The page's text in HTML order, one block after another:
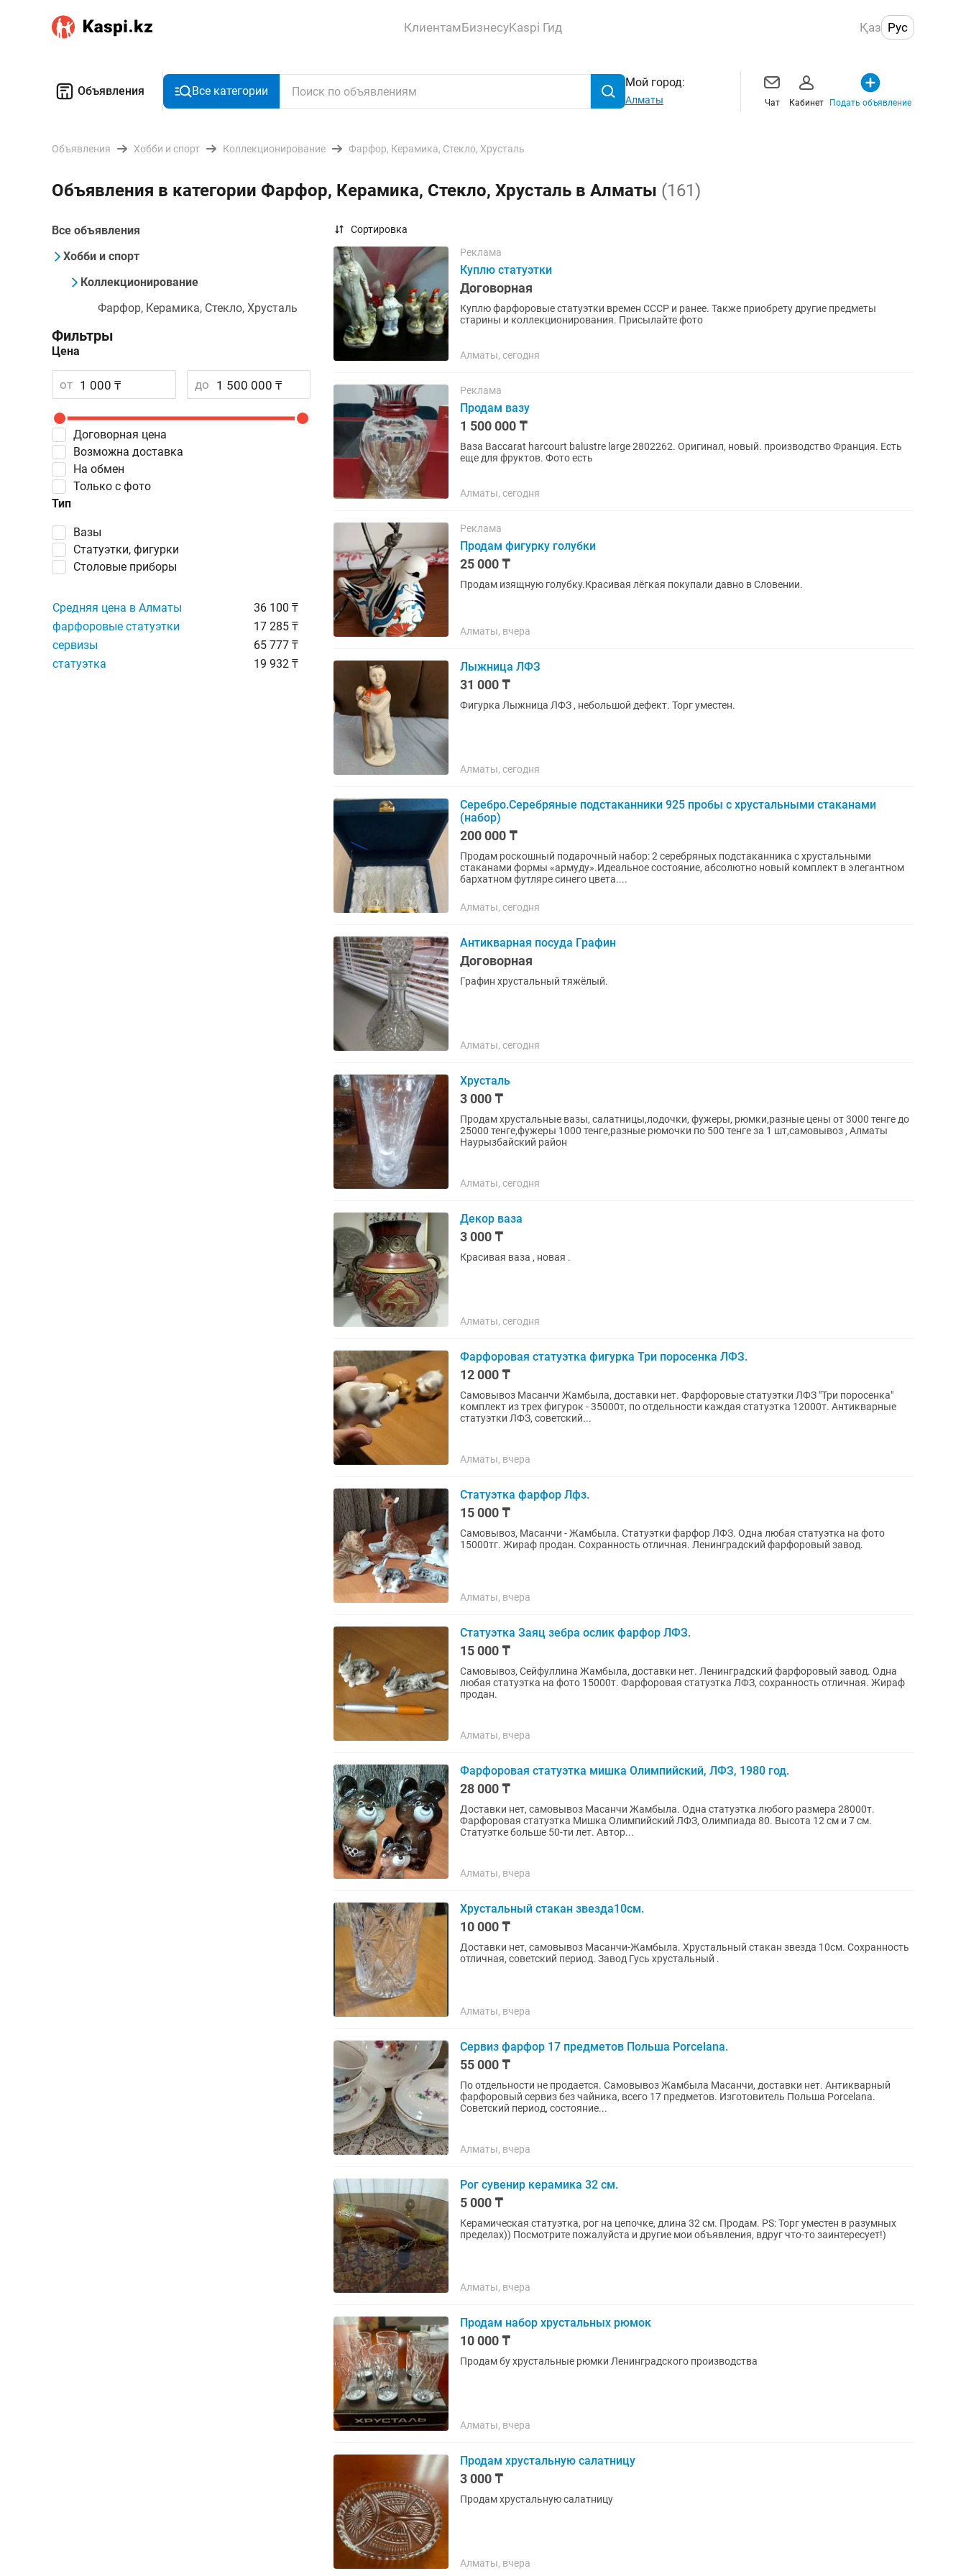
КлиентамБизнесуKaspi Гид Қаз Рус
Объявления Все категории
Мой город:
Алматы Чат Кабинет Подать объявление
Объявления Хобби и спорт Коллекционирование Фарфор, Керамика, Стекло, Хрусталь
Объявления в категории Фарфор, Керамика, Стекло, Хрусталь в Алматы (161)
Все объявления
Хобби и спорт
Коллекционирование
Фарфор, Керамика, Стекло, Хрусталь
Фильтры
Цена
от до
Договорная цена
Возможна доставка
Тип
вазы
статуэтки, фигурки
столовые приборы
На обмен
Только с фото
Средняя цена в Алматы
36 100 ₸
фарфоровые статуэтки
17 285 ₸
сервизы
65 777 ₸
статуэтка
19 932 ₸
Сортировка
Реклама
Куплю статуэтки
Договорная
Куплю фарфоровые статуэтки времен СССР и ранее. Также приобрету другие предметы
старины и коллекционирования. Присылайте фото
Алматы, сегодня
Реклама
Продам вазу
1 500 000 ₸
Ваза Baccarat harcourt balustre large 2802262. Оригинал, новый. производство Франция. Есть
еще для фруктов. Фото есть
Алматы, сегодня
Реклама
Продам фигурку голубки
25 000 ₸
Продам изящную голубку.Красивая лёгкая покупали давно в Словении.
Алматы, вчера
Лыжница ЛФЗ
31 000 ₸
Фигурка Лыжница ЛФЗ , небольшой дефект. Торг уместен.
Алматы, сегодня
Серебро.Серебряные подстаканники 925 пробы с хрустальными стаканами
(набор)
200 000 ₸
Продам роскошный подарочный набор: 2 серебряных подстаканника с хрустальными
стаканами формы «армуду».Идеальное состояние, абсолютно новый комплект в элегантном
бархатном футляре синего цвета....
Алматы, сегодня
Антикварная посуда Графин
Договорная
Графин хрустальный тяжёлый.
Алматы, сегодня
Хрусталь
3 000 ₸
Продам хрустальные вазы, салатницы,лодочки, фужеры, рюмки,разные цены от 3000 тенге до
25000 тенге,фужеры 1000 тенге,разные рюмочки по 500 тенге за 1 шт,самовывоз , Алматы
Наурызбайский район
Алматы, сегодня
Декор ваза
3 000 ₸
Красивая ваза , новая .
Алматы, сегодня
Фарфоровая статуэтка фигурка Три поросенка ЛФЗ.
12 000 ₸
Самовывоз Масанчи Жамбыла, доставки нет. Фарфоровые статуэтки ЛФЗ "Три поросенка"
комплект из трех фигурок - 35000т, по отдельности каждая статуэтка 12000т. Антикварные
статуэтки ЛФЗ, советский...
Алматы, вчера
Статуэтка фарфор Лфз.
15 000 ₸
Самовывоз, Масанчи - Жамбыла. Статуэтки фарфор ЛФЗ. Одна любая статуэтка на фото
15000тг. Жираф продан. Сохранность отличная. Ленинградский фарфоровый завод.
Алматы, вчера
Статуэтка Заяц зебра ослик фарфор ЛФЗ.
15 000 ₸
Самовывоз, Сейфуллина Жамбыла, доставки нет. Ленинградский фарфоровый завод. Одна
любая статуэтка на фото 15000т. Фарфоровая статуэтка ЛФЗ, сохранность отличная. Жираф
продан.
Алматы, вчера
Фарфоровая статуэтка мишка Олимпийский, ЛФЗ, 1980 год.
28 000 ₸
Доставки нет, самовывоз Масанчи Жамбыла. Одна статуэтка любого размера 28000т.
Фарфоровая статуэтка Мишка Олимпийский ЛФЗ, Олимпиада 80. Высота 12 см и 7 см.
Статуэтке больше 50-ти лет. Автор...
Алматы, вчера
Хрустальный стакан звезда10см.
10 000 ₸
Доставки нет, самовывоз Масанчи-Жамбыла. Хрустальный стакан звезда 10см. Сохранность
отличная, советский период. Завод Гусь хрустальный .
Алматы, вчера
Сервиз фарфор 17 предметов Польша Porcelana.
55 000 ₸
По отдельности не продается. Самовывоз Жамбыла Масанчи, доставки нет. Антикварный
фарфоровый сервиз без чайника, всего 17 предметов. Изготовитель Польша Porcelana.
Советский период, состояние...
Алматы, вчера
Рог сувенир керамика 32 см.
5 000 ₸
Керамическая статуэтка, рог на цепочке, длина 32 см. Продам. PS: Торг уместен в разумных
пределах)) Посмотрите пожалуйста и другие мои объявления, вдруг что-то заинтересует!)
Алматы, вчера
Продам набор хрустальных рюмок
10 000 ₸
Продам бу хрустальные рюмки Ленинградского производства
Алматы, вчера
Продам хрустальную салатницу
3 000 ₸
Продам хрустальную салатницу
Алматы, вчера